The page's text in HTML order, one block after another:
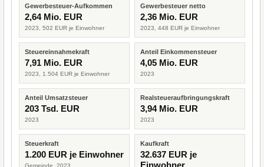
Gewerbesteuer-Aufkommen
2,64 Mio. EUR
2023, 502 EUR je Einwohner
Gewerbesteuer netto
2,36 Mio. EUR
2023, 448 EUR je Einwohner
Steuereinnahmekraft
7,91 Mio. EUR
2023, 1.504 EUR je Einwohner
Anteil Einkommensteuer
4,05 Mio. EUR
2023
Anteil Umsatzsteuer
203 Tsd. EUR
2023
Realsteueraufbringungskraft
3,94 Mio. EUR
2023
Steuerkraft
1.200 EUR je Einwohner
Gemeinde, 2023
Kaufkraft
32.637 EUR je
Einwohner